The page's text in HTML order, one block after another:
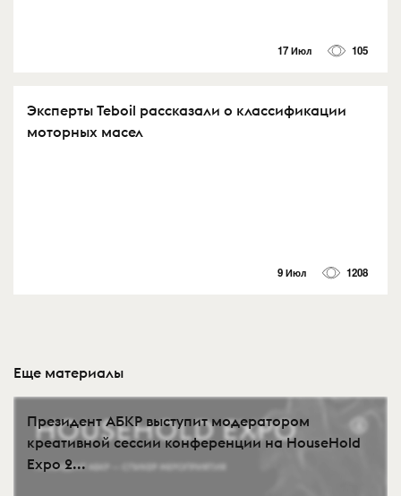
17 Июл 105
Эксперты Teboil рассказали о классификации
моторных масел
9 Июл 1208
Еще материалы
Президент АБКР выступит модератором
креативной сессии конференции на HouseHold
Expo 2...